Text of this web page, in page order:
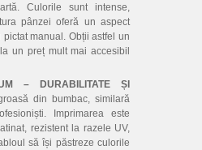
Culorile sunt intense,
pânzei oferă un aspect
manual. Obții astfel un
un preț mult mai accesibil
– DURABILITATE ȘI
din bumbac, similară
Imprimarea este
rezistent la razele UV,
să își păstreze culorile